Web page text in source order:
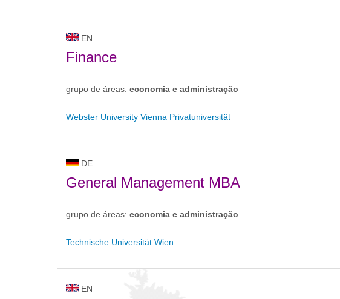
EN
Finance
grupo de áreas: economia e administração
Webster University Vienna Privatuniversität
DE
General Management MBA
grupo de áreas: economia e administração
Technische Universität Wien
EN